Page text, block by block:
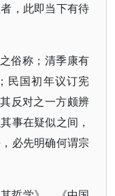
，此即当下有待
俗称；清季康有
民国初年议订宪
反对之一方颇辨
事在疑似之间，
必先明确何谓宗